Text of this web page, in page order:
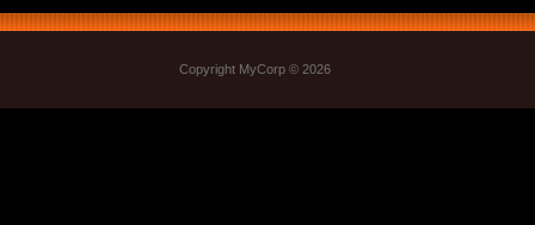
Copyright MyCorp © 2026